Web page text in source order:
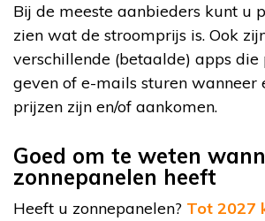
Bij de meeste aanbieders kunt u
zien wat de stroomprijs is. Ook
verschillende (betaalde) apps
geven of e-mails sturen wanneer
prijzen zijn en/of aankomen.
Goed om te weten
zonnepanelen heeft
Heeft u zonnepanelen? Tot 2027